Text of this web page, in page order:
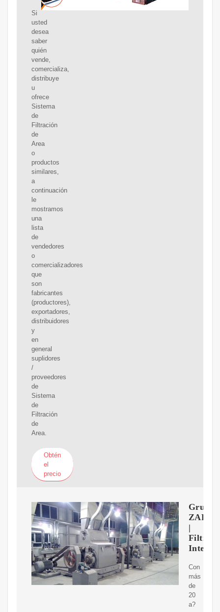
Si
usted
desea
saber
quién
vende,
comercializa,
distribuye
u
ofrece
Sistema
de
Filtración
de
Area
o
productos
similares,
a
continuación
le
mostramos
una
lista
de
vendedores
o
comercializadores
que
son
fabricantes
(productores),
exportadores,
distribuidores
y
en
general
suplidores
/
proveedores
de
Sistema
de
Filtración
de
Area.
Obtén
el
precio
Grupo
ZARA
|
Con
más
de
20
a?